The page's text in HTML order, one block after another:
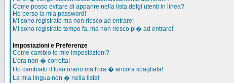
Come posso evitare di apparire nella lista delgi utenti in linea?
Ho perso la mia password!
Mi sono registrato ma non riesco ad entrare!
Mi sono registrato tempo fa, ma non riesco pi� ad entrare!
Impostazioni e Preferenze
Come cambio le mie impostazioni?
L'ora non � corretta!
Ho cambiato il fuso orario ma l'ora � ancora sbagliata!
La mia lingua non � nella lista!